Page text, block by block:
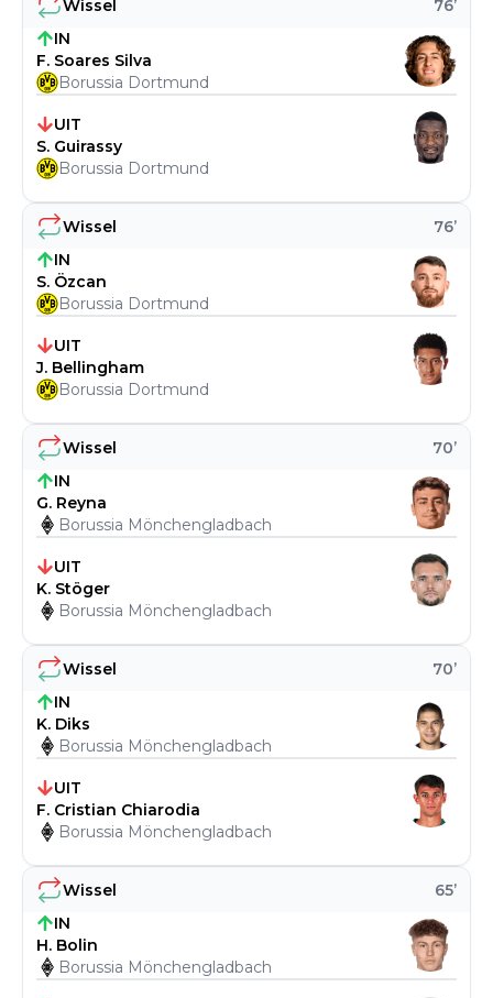
Wissel 65’
IN
H. Bolin
Borussia Mönchengladbach
Wissel 70’
IN
K. Diks
Borussia Mönchengladbach
UIT
F. Cristian Chiarodia
Borussia Mönchengladbach
Wissel 70’
IN
G. Reyna
Borussia Mönchengladbach
UIT
K. Stöger
Borussia Mönchengladbach
Wissel 76’
IN
S. Özcan
Borussia Dortmund
UIT
J. Bellingham
Borussia Dortmund
Wissel 76’
IN
F. Soares Silva
Borussia Dortmund
UIT
S. Guirassy
Borussia Dortmund